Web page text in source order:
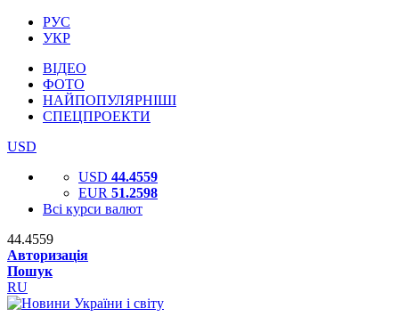
РУС
УКР
ВІДЕО
ФОТО
НАЙПОПУЛЯРНІШІ
СПЕЦПРОЕКТИ
USD
USD 44.4559
EUR 51.2598
Всі курси валют
44.4559
Авторизація
Пошук
RU